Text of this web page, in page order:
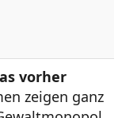
vorher
zeigen ganz